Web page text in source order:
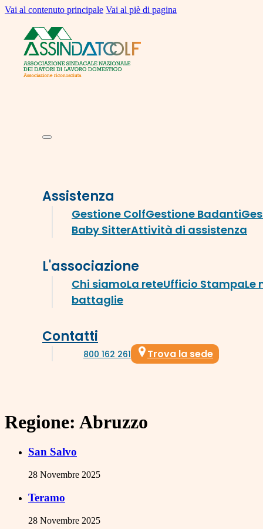
Vai al contenuto principale Vai al piè di pagina
Assistenza
Gestione ColfGestione Badanti
Baby SitterAttività di assistenza
L'associazione
Chi siamoLa reteUfficio StampaLe
battaglie
Contatti
800 162 261 Trova la sede
Regione: Abruzzo
San Salvo
28 Novembre 2025
Teramo
28 Novembre 2025